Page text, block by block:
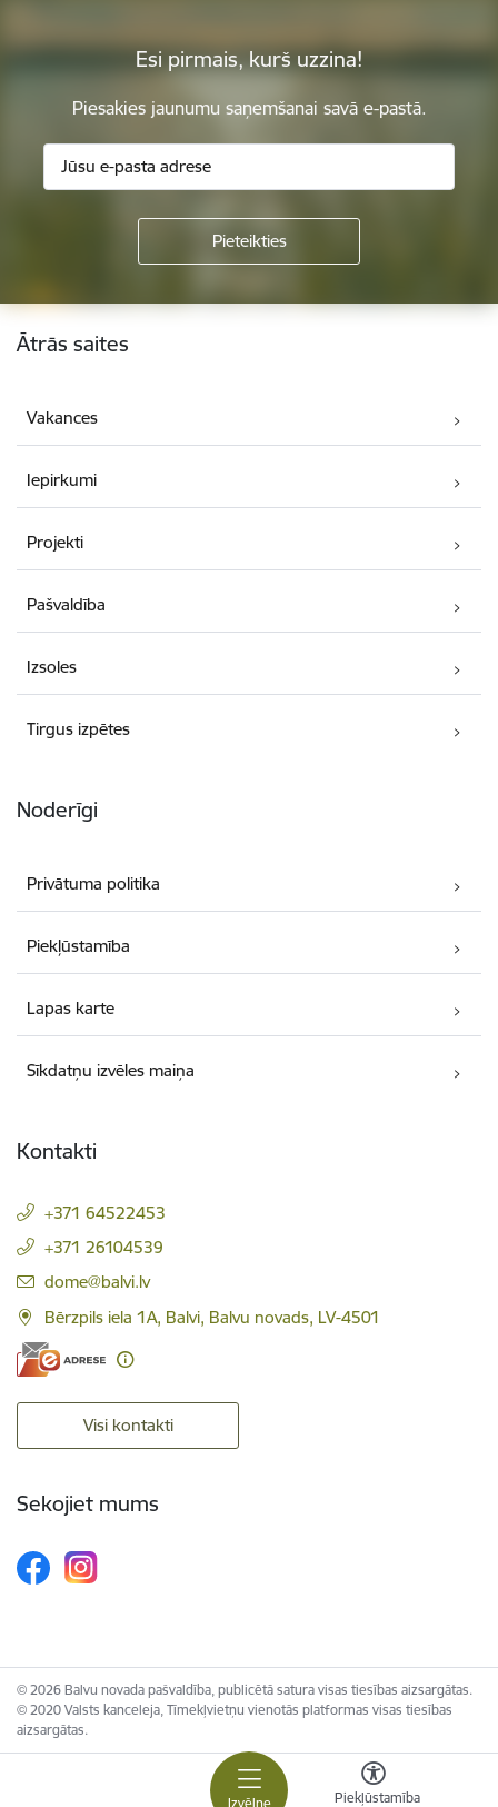
Izvēlne Piekļūstamība
Esi pirmais, kurš uzzina!
Piesakies jaunumu saņemšanai savā e-pastā.
Kājene
Ātrās saites
Vakances
Iepirkumi
Projekti
Pašvaldība
Izsoles
Tirgus izpētes
Noderīgi
Privātuma politika
Piekļūstamība
Lapas karte
Sīkdatņu izvēles maiņa
Kontakti
+371 64522453
+371 26104539
E-pasts:
dome@balvi.lv
Bērzpils iela 1A, Balvi, Balvu novads, LV-4501
Visi kontakti
Sekojiet mums
© 2026 Balvu novada pašvaldība, publicētā satura visas tiesības aizsargātas.
© 2020 Valsts kanceleja, Tīmekļvietņu vienotās platformas visas tiesības
aizsargātas.